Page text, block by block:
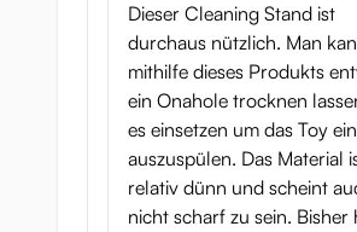
Dieser Cleaning Stand ist
durchaus nützlich. Man
mithilfe dieses Produkts
ein Onahole trocknen
es einsetzen um das Toy
auszuspülen. Das Material
relativ dünn und scheint
nicht scharf zu sein. Bisher